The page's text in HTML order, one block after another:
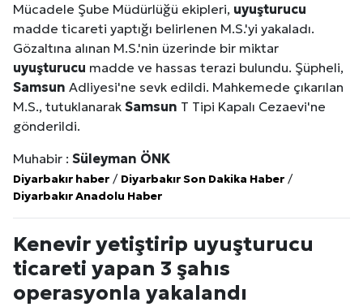
Mücadele Şube Müdürlüğü ekipleri, uyuşturucu
madde ticareti yaptığı belirlenen M.S.'yi yakaladı.
Gözaltına alınan M.S.'nin üzerinde bir miktar
uyuşturucu madde ve hassas terazi bulundu. Şüpheli,
Samsun Adliyesi'ne sevk edildi. Mahkemede çıkarılan
M.S., tutuklanarak Samsun T Tipi Kapalı Cezaevi'ne
gönderildi.
Muhabir : Süleyman ÖNK
Diyarbakır haber / Diyarbakır Son Dakika Haber /
Diyarbakır Anadolu Haber
Kenevir yetiştirip uyuşturucu
ticareti yapan 3 şahıs
operasyonla yakalandı